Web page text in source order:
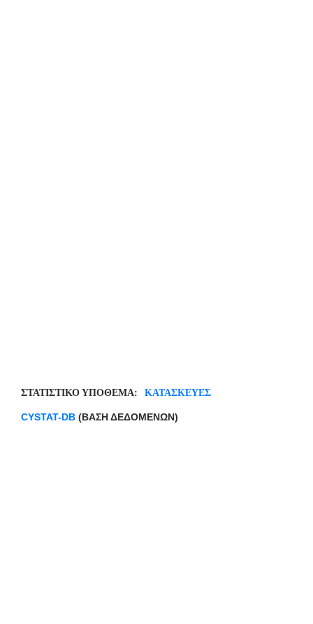
ΣΤΑΤΙΣΤΙΚΟ ΥΠΟΘΕΜΑ: ΚΑΤΑΣΚΕΥΕΣ
CYSTAT-DB (ΒΑΣΗ ΔΕΔΟΜΕΝΩΝ)